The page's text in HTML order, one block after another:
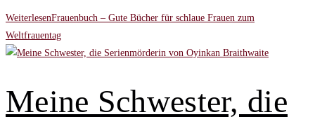
WeiterlesenFrauenbuch – Gute Bücher für schlaue Frauen zum
Weltfrauentag
Meine Schwester, die